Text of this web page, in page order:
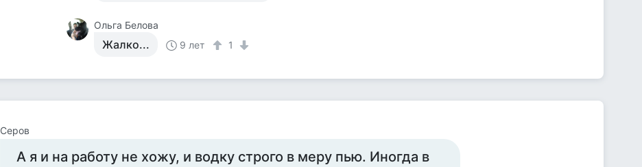
Ольга Белова
Жалко... 9 лет 1
Серов
А я и на работу не хожу, и водку строго в меру пью. Иногда в